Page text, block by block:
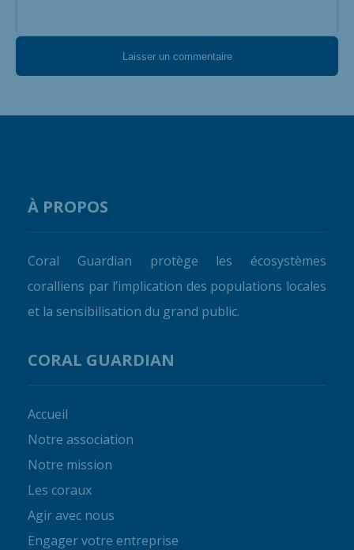
À PROPOS
Coral Guardian protège les écosystèmes
coralliens par l’implication des populations locales
et la sensibilisation du grand public.
CORAL GUARDIAN
Accueil
Notre association
Notre mission
Les coraux
Agir avec nous
Engager votre entreprise